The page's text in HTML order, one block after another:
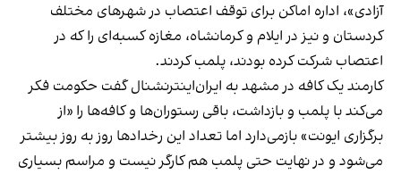
آزادی»، اداره اماکن برای توقف اعتصاب در شهرهای مختلف
کردستان و نیز در ایلام و کرمانشاه، مغازه کسبه‌ای را که در
اعتصاب شرکت کرده بودند، پلمب کردند.
کارمند یک کافه در مشهد به ایران‌اینترنشنال گفت حکومت فکر
می‌کند با پلمب و بازداشت، باقی رستوران‌ها و کافه‌ها را «از
برگزاری ایونت» بازمی‌دارد اما تعداد این رخدادها روز به روز بیشتر
می‌شود و در نهایت حتی پلمب هم کارگر نیست و مراسم بسیاری